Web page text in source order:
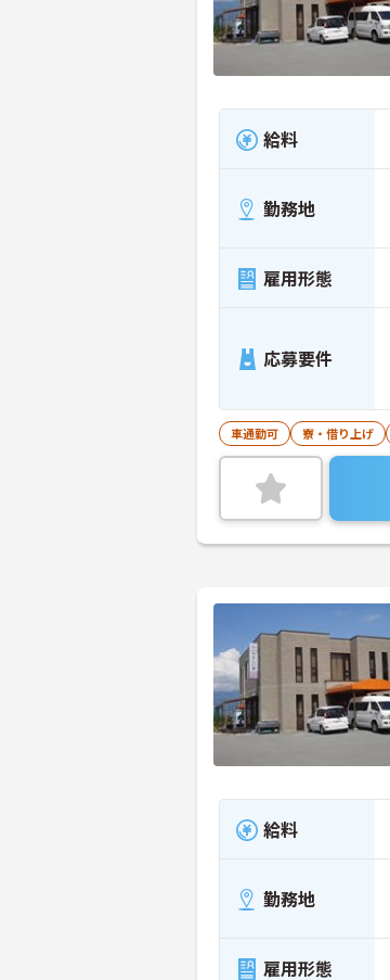
給料
勤務地
雇用形態
応募要件
車通勤可 寮・借り上げ
給料
勤務地
雇用形態